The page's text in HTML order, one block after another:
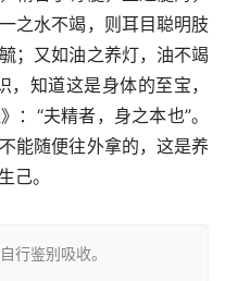
之水不竭，则耳目聪明肢
；又如油之养灯，油不竭
知道这是身体的至宝，
：“夫精者，身之本也”。
能随便往外拿的，这是养
己。
行鉴别吸收。